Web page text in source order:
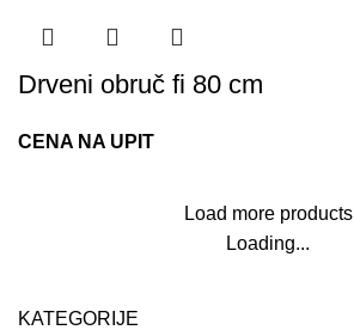
KATEGORIJE
Drveni obruč fi 80 cm
CENA NA UPIT
Load more products
Loading...